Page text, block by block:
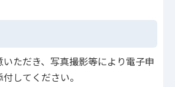
ただき、写真撮影等により電子申
してください。